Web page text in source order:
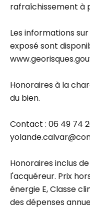
rafraîchissement à
Les informations
exposé sont
Honoraires à la
du bien.
Contact : 06 49 74
Honoraires inclus
l'acquéreur. Prix
énergie E, Classe
des dépenses